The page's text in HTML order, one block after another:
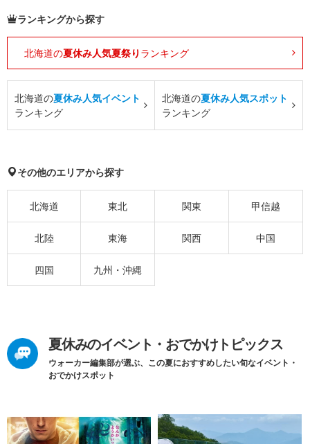
ランキングから探す
北海道の夏休み人気夏祭り ランキング
北海道の夏休み人気イベント
ランキング
北海道の夏休み人気スポット
ランキング
その他のエリアから探す
北海道 東北 関東 甲信越
北陸 東海 関西 中国
四国 九州・沖縄
夏休みのイベント・おでかけトピックス
ウォーカー編集部が選ぶ、この夏におすすめしたい旬なイベント・
おでかけスポット